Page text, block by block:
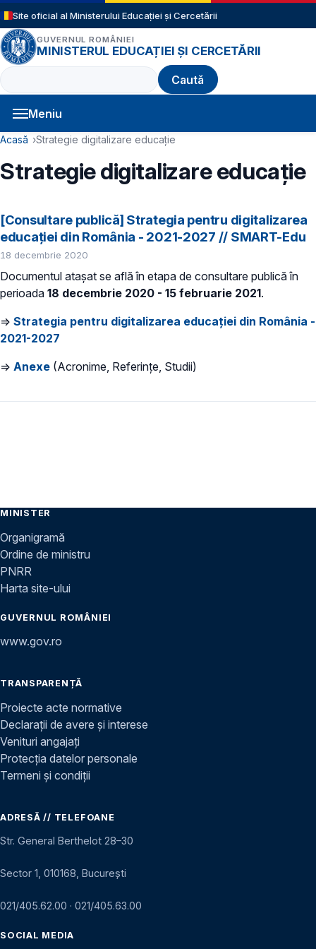
Sari la conținutul principal
Site oficial al Ministerului Educației și Cercetării
GUVERNUL ROMÂNIEI
MINISTERUL EDUCAȚIEI ȘI CERCETĂRII
Caută
Meniu
Navigație principală
Cale de navigare
Acasă Strategie digitalizare educație
Strategie digitalizare educație
[Consultare publică] Strategia pentru digitalizarea
educației din România - 2021-2027 // SMART-Edu
18 decembrie 2020
Documentul atașat se află în etapa de consultare publică în
perioada 18 decembrie 2020 - 15 februarie 2021.
⇒ Strategia pentru digitalizarea educației din România -
2021-2027
⇒ Anexe (Acronime, Referințe, Studii)
MINISTER
Organigramă
Ordine de ministru
PNRR
Harta site-ului
GUVERNUL ROMÂNIEI
www.gov.ro
TRANSPARENȚĂ
Proiecte acte normative
Declarații de avere și interese
Venituri angajați
Protecția datelor personale
Termeni și condiții
ADRESĂ // TELEFOANE
Str. General Berthelot 28–30
Sector 1, 010168, București
021/405.62.00 · 021/405.63.00
SOCIAL MEDIA